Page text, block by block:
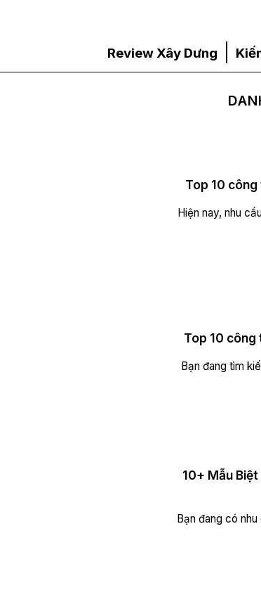
Review Xây Dưng
Top 10
Hiện nay, nhu
Top 10 công
Bạn đang tìm
10+ Mẫu
Bạn đang có